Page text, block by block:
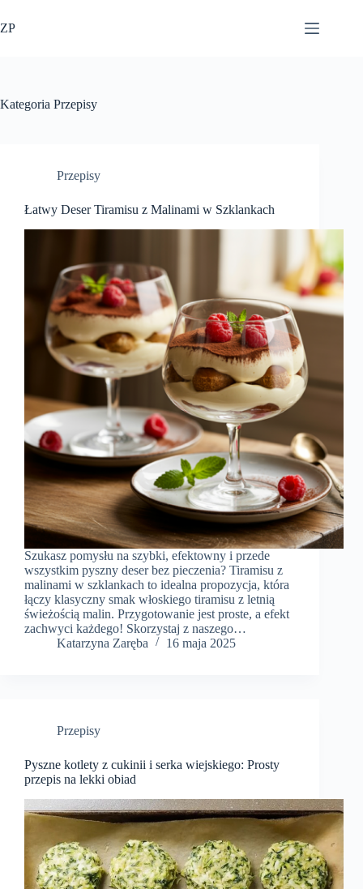
do
treści
ZP
Kategoria Przepisy
Przepisy
Łatwy Deser Tiramisu z Malinami w Szklankach
Szukasz pomysłu na szybki, efektowny i przede
wszystkim pyszny deser bez pieczenia? Tiramisu z
malinami w szklankach to idealna propozycja, która
łączy klasyczny smak włoskiego tiramisu z letnią
świeżością malin. Przygotowanie jest proste, a efekt
zachwyci każdego! Skorzystaj z naszego…
Katarzyna Zaręba
16 maja 2025
Przepisy
Pyszne kotlety z cukinii i serka wiejskiego: Prosty
przepis na lekki obiad